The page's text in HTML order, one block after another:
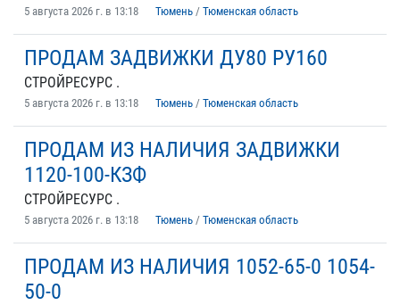
5 августа 2026 г. в 13:18 Тюмень / Тюменская область
ПРОДАМ ЗАДВИЖКИ ДУ80 РУ160
СТРОЙРЕСУРС .
5 августа 2026 г. в 13:18 Тюмень / Тюменская область
ПРОДАМ ИЗ НАЛИЧИЯ ЗАДВИЖКИ
1120-100-КЗФ
СТРОЙРЕСУРС .
5 августа 2026 г. в 13:18 Тюмень / Тюменская область
ПРОДАМ ИЗ НАЛИЧИЯ 1052-65-0 1054-
50-0